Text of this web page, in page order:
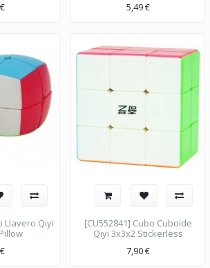
€
5,49€
Llavero Qiyi
[CU552841] Cubo Cuboide
Qiyi 3x3x2 Stickerless
7,90€